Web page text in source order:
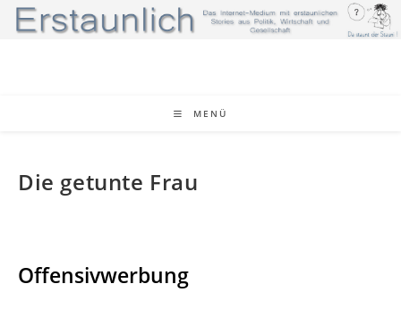
Zum
Inhalt
MENÜ
Die getunte Frau
Offensivwerbung